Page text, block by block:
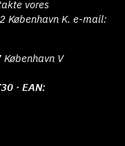
vores
København K. e-mail:
V
· EAN: